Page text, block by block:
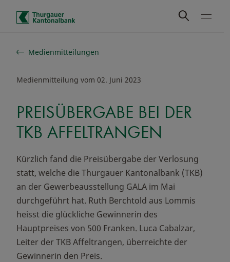
Schnelle Navigation
Medienmitteilungen
Medienmitteilung vom 02. Juni 2023
PREISÜBERGABE BEI DER
TKB AFFELTRANGEN
Kürzlich fand die Preisübergabe der Verlosung
statt, welche die Thurgauer Kantonalbank (TKB)
an der Gewerbeausstellung GALA im Mai
durchgeführt hat. Ruth Berchtold aus Lommis
heisst die glückliche Gewinnerin des
Hauptpreises von 500 Franken. Luca Cabalzar,
Leiter der TKB Affeltrangen, überreichte der
Gewinnerin den Preis.